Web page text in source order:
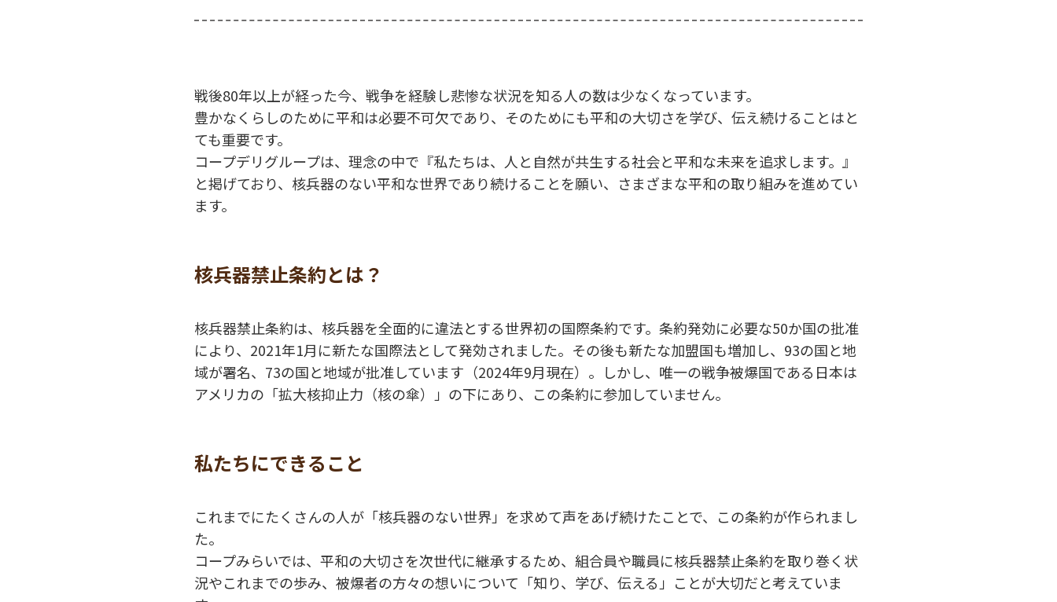
戦後80年以上が経った今、戦争を経験し悲惨な状況を知る人の数は少なくなっています。
豊かなくらしのために平和は必要不可欠であり、そのためにも平和の大切さを学び、伝え続けることはと
ても重要です。
コープデリグループは、理念の中で『私たちは、人と自然が共生する社会と平和な未来を追求します。』
と掲げており、核兵器のない平和な世界であり続けることを願い、さまざまな平和の取り組みを進めてい
ます。
核兵器禁止条約とは？
核兵器禁止条約は、核兵器を全面的に違法とする世界初の国際条約です。条約発効に必要な50か国の批准
により、2021年1月に新たな国際法として発効されました。その後も新たな加盟国も増加し、93の国と地
域が署名、73の国と地域が批准しています（2024年9月現在）。しかし、唯一の戦争被爆国である日本は
アメリカの「拡大核抑止力（核の傘）」の下にあり、この条約に参加していません。
私たちにできること
これまでにたくさんの人が「核兵器のない世界」を求めて声をあげ続けたことで、この条約が作られまし
た。
コープみらいでは、平和の大切さを次世代に継承するため、組合員や職員に核兵器禁止条約を取り巻く状
況やこれまでの歩み、被爆者の方々の想いについて「知り、学び、伝える」ことが大切だと考えていま